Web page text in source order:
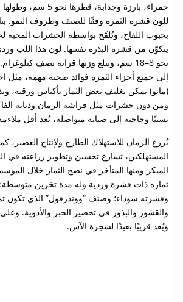
حمراء، بارزة
للون قشرة الثمرة وفقًا للصنف وظروف النمو.
بحبوب اللقاح، وتُلقّح بواسطة الحشرات المحبة
يتكوّن من قشرة البذرة نفسها. لون هذا اللب
نحو 8–18 سم، ويبلغ وزنها قرابة نصف
إلى جميع أجزاء الثمرة فوائد صحية مهمة، مثل
(مايو) يمكن تغليف بعض الثمار بأكياس ورقية،
ومن دون حشرات مثل فراشة الرمان وذبابة
نسبيًا وحاجته إلى صيانة متواصلة، يُعد أقل
يُزرع الرمان للاستهلاك الطازج ولإنتاج
المستهلكين، تسارع تحسين وتطوير زراعته في
المبكر ومنها المتأخر في نضج الثمار خلال
ثماره ذات قشرة وردية وله مدة تخزين
وقشرته سوداء؛ وصنف “ووندرفول” الذي تكون
والقشور والبذور في تحضير الحبر والأدوية.
ويُعد قريبًا بعيدًا لشجرة الآس.